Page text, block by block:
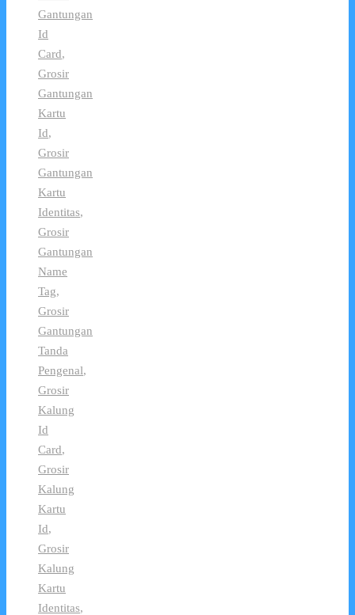
Gantungan
Id
Card,
Grosir
Gantungan
Kartu
Id,
Grosir
Gantungan
Kartu
Identitas,
Grosir
Gantungan
Name
Tag,
Grosir
Gantungan
Tanda
Pengenal,
Grosir
Kalung
Id
Card,
Grosir
Kalung
Kartu
Id,
Grosir
Kalung
Kartu
Identitas,